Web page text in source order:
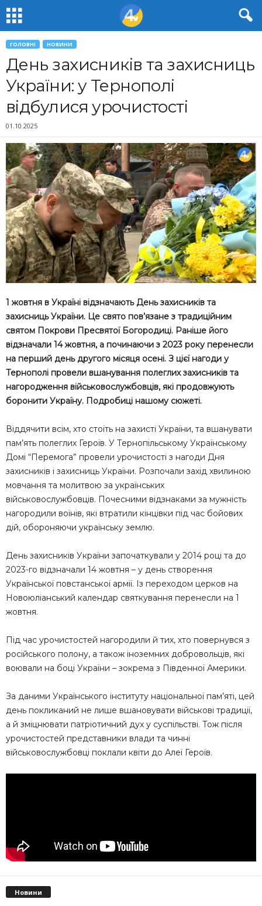
ГОЛОВНІ НОВИНИ
День захисників та захисниць
України: у Тернополі
відбулися урочистості
01.10.2025
1 жовтня в Україні відзначають День захисників та
захисниць України. Це свято пов’язане з традиційним
святом Покрови Пресвятої Богородиці. Раніше його
відзначали 14 жовтня, а починаючи з 2023 року перенесли
на перший день другого місяця осені. З цієї нагоди у
Тернополі провели вшанування полеглих захисників та
нагородження військовослужбовців, які продовжують
боронити Україну. Подробиці нашому сюжеті.
Віддячити всім, хто стоїть на захисті України, та вшанувати
пам’ять полеглих Героїв. У Тернопільському Українському
Домі “Перемога” провели урочистості з нагоди Дня
захисників і захисниць України. Розпочали захід хвилиною
мовчання та молитвою за українських
військовослужбовців. Почесними відзнаками за мужність
нагородили воїнів, які втратили кінцівки під час бойових
дій, обороняючи українську землю.
День захисників України започаткували у 2014 році та до
2023-го відзначали 14 жовтня – у день створення
Української повстанської армії. Із переходом церков на
Новоюліанський календар святкування перенесли на 1
жовтня.
Під час урочистостей нагородили й тих, хто повернувся з
російського полону, а також іноземних добровольців, які
воювали на боці України – зокрема з Південної Америки.
За даними Українського інституту національної пам’яті, цей
день покликаний не лише вшановувати військові традиції,
а й зміцнювати патріотичний дух у суспільстві. Тож після
урочистостей представники влади та чинні
військовослужбовці поклали квіти до Алеї Героїв.
Новини